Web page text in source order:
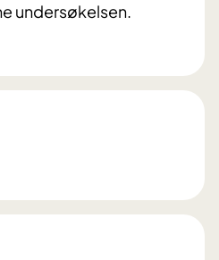
undersøkelsen.